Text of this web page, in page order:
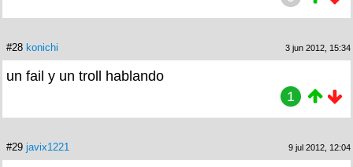
#28 konichi 3 jun 2012, 15:34
un fail y un troll hablando
1
#29 javix1221 9 jul 2012, 12:04